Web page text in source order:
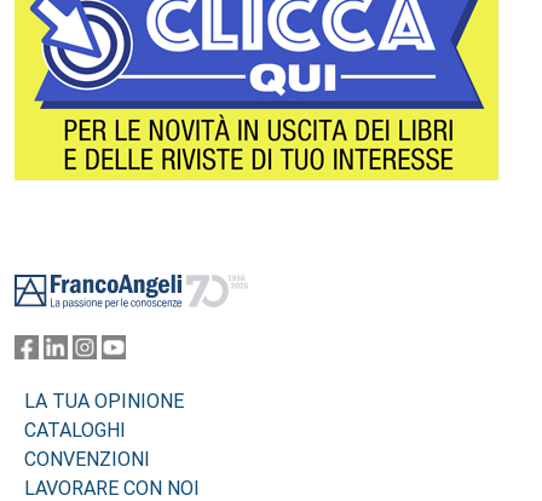
LA TUA OPINIONE
CATALOGHI
CONVENZIONI
LAVORARE CON NOI